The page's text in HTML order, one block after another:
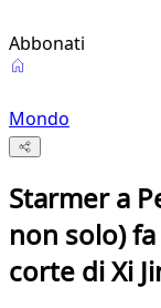
Abbonati
Mondo
Starmer a
non solo)
corte di Xi